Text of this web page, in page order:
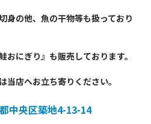
身の他、魚の干物等も扱っており
おにぎり』も販売しております。
当店へお立ち寄りください。
中央区築地4-13-14